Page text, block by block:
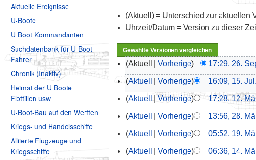
Aktuelle Ereignisse
U-Boote
U-Boot-Kommandanten
Suchdatenbank für U-Boot-
Fahrer
Chronik (Inaktiv)
Heimat der U-Boote -
Flottillen usw.
U-Boot-Bau auf den Werften
Kriegs- und Handelsschiffe
Alliierte Flugzeuge und
Kriegsschiffe
(Aktuell) = Unterschied zur aktuellen
Uhrzeit/Datum = Version zu dieser
Aktuell Vorherige 17:29, 26.
Aktuell Vorherige 16:09, 15.
Aktuell Vorherige 17:28, 12.
Aktuell Vorherige 13:56, 28.
Aktuell Vorherige 05:52, 19.
Aktuell Vorherige 06:36, 14.